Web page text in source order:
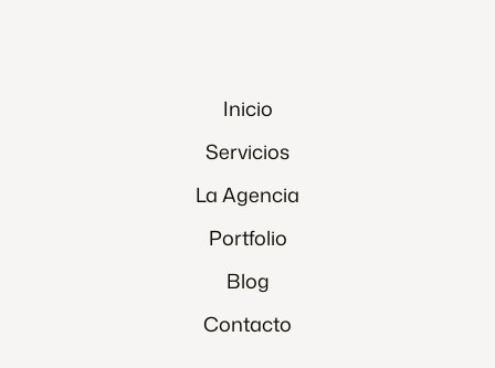
Inicio
Servicios
La Agencia
Portfolio
Blog
Contacto